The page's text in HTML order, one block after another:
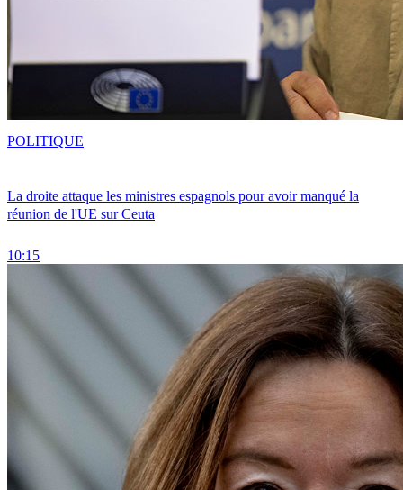
La droite attaque les ministres espagnols pour avoir manqué la
réunion de l'UE sur Ceuta
10:15
POLITIQUE